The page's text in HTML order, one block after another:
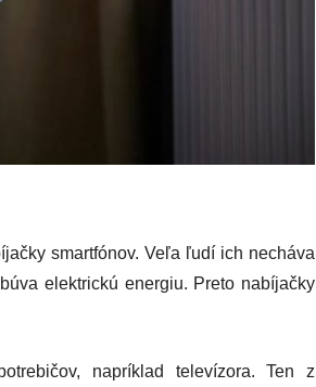
smartfónov. Veľa ľudí ich necháva
elektrickú energiu. Preto nabíjačky
napríklad televízora. Ten z